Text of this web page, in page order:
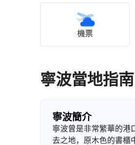
機票
寧波當地指南
寧波簡介
寧波曾是非常繁華的港
去之地，原木色的書櫃